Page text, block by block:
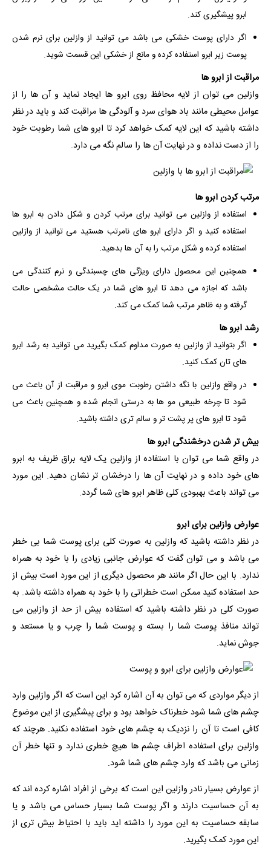
ابرو پیشگیری کند.
اگر دارای پوست خشکی می باشد می توانید از وازلین برای نرم شدن
پوست زیر ابرو استفاده کرده و مانع از خشکی این قسمت شوید.
مراقبت از ابرو ها
وازلین می توان از لایه محافظ روی ابرو ها ایجاد نماید و آن ها را از
عوامل محیطی مانند باد هوای سرد و آلودگی ها مراقبت کند و باید در نظر
داشته باشید که این لایه کمک خواهد کرد تا ابرو های شما رطوبت خود
را از دست نداده و در نهایت آن ها را سالم نگه می دارد.
مرتب کردن ابرو ها
استفاده از وازلین می توانید برای مرتب کردن و شکل دادن به ابرو ها
استفاده کنید و اگر دارای ابرو های نامرتب هستید می توانید از وازلین
استفاده کرده و شکل مرتب را به آن ها بدهید.
همچنین این محصول دارای ویژگی های چسبندگی و نرم کنندگی می
باشد که اجازه می دهد تا ابرو های شما در یک حالت مشخصی حالت
گرفته و به ظاهر مرتب شما کمک می کند.
رشد ابرو ها
اگر بتوانید از وازلین به صورت مداوم کمک بگیرید می توانید به رشد ابرو
های تان کمک کنید.
در واقع وازلین با نگه داشتن رطوبت موی ابرو و مراقبت از آن باعث می
شود تا چرخه طبیعی مو ها به درستی انجام شده و همچنین باعث می
شود تا ابرو های پر پشت تر و سالم تری داشته باشید.
بیش تر شدن درخشندگی ابرو ها
در واقع شما می توان با استفاده از وازلین یک لایه براق ظریف به ابرو
های خود داده و در نهایت آن ها را درخشان تر نشان دهید. این مورد
می تواند باعث بهبودی کلی ظاهر ابرو های شما گردد.
عوارض وازلین برای ابرو
در نظر داشته باشید که وازلین به صورت کلی برای پوست شما بی خطر
می باشد و می توان گفت که عوارض جانبی زیادی را با خود به همراه
ندارد. با این حال اگر مانند هر محصول دیگری از این مورد است بیش از
حد استفاده کنید ممکن است خطراتی را با خود به همراه داشته باشد. به
صورت کلی در نظر داشته باشید که استفاده بیش از حد از وازلین می
تواند منافذ پوست شما را بسته و پوست شما را چرب و یا مستعد و
جوش نماید.
از دیگر مواردی که می توان به آن اشاره کرد این است که اگر وازلین وارد
چشم های شما شود خطرناک خواهد بود و برای پیشگیری از این موضوع
کافی است تا آن را نزدیک به چشم های خود استفاده نکنید. هرچند که
وازلین برای استفاده اطراف چشم ها هیچ خطری ندارد و تنها خطر آن
زمانی می باشد که وارد چشم های شما شود.
از عوارض بسیار نادر وازلین این است که برخی از افراد اشاره کرده اند که
به آن حساسیت دارند و اگر پوست شما بسیار حساس می باشد و یا
سابقه حساسیت به این مورد را داشته اید باید با احتیاط بیش تری از
این مورد کمک بگیرید.